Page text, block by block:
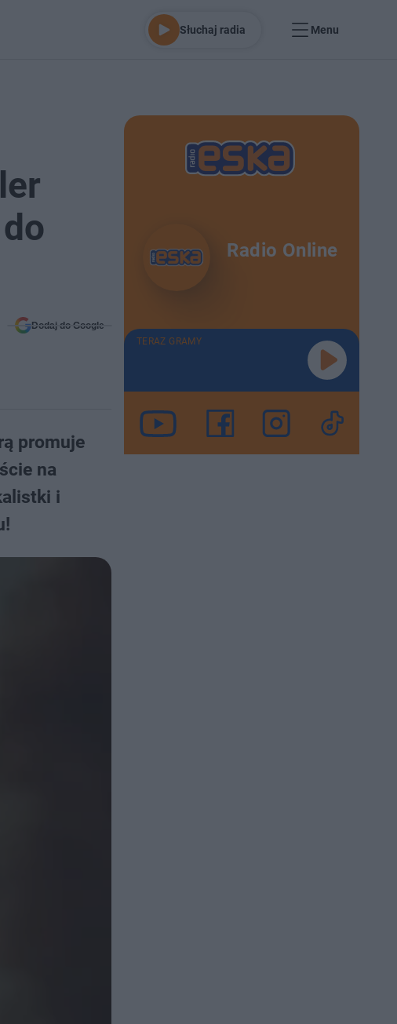
Słuchaj radia Menu
Dodaj do Google
promuje
na
i
Radio Online
TERAZ GRAMY